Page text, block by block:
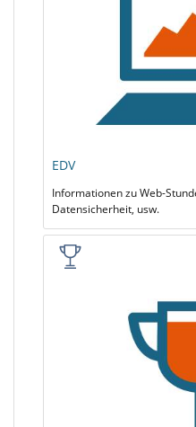
EDV
Informationen zu Web-
Datensicherheit, usw.